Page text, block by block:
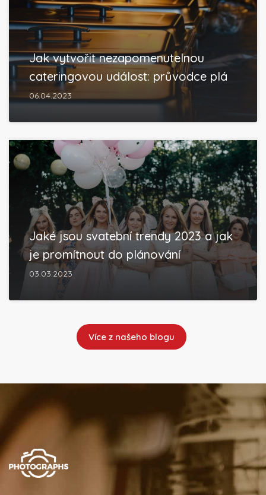
Jak vytvořit nezapomenutelnou
cateringovou událost: průvodce plá
06.04.2023
Jaké jsou svatební trendy 2023 a jak
je promítnout do plánování
03.03.2023
Více z našeho blogu